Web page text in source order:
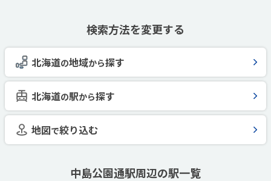
検索方法を変更する
北海道の地域から探す
北海道の駅から探す
地図で絞り込む
中島公園通駅周辺の駅一覧